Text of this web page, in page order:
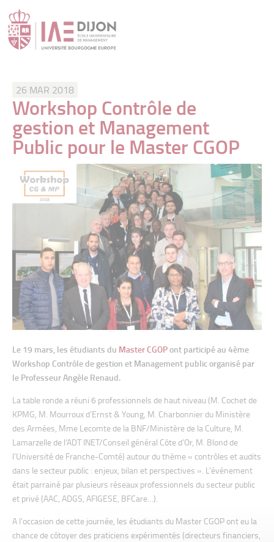
26 MAR 2018
Workshop Contrôle de
gestion et Management
Public pour le Master CGOP
Le 19 mars, les étudiants du Master CGOPont participé au 4ème
Workshop Contrôle de gestion et Management public organisé par
le Professeur Angèle Renaud.
La table ronde a réuni 6 professionnels de haut niveau (M. Cochet de
KPMG, M. Mourroux d’Ernst & Young, M. Charbonnier du Ministère
des Armées, Mme Lecomte de la BNF/Ministère de la Culture, M.
Lamarzelle de l’ADT INET/Conseil général Côte d’Or, M. Blond de
l’Université de Franche-Comté) autour du thème « contrôles et audits
dans le secteur public : enjeux, bilan et perspectives ». L’événement
était parrainé par plusieurs réseaux professionnels du secteur public
et privé (AAC, ADGS, AFIGESE, BFCare…).
A l’occasion de cette journée, les étudiants du Master CGOP ont eu la
chance de côtoyer des praticiens expérimentés (directeurs financiers,